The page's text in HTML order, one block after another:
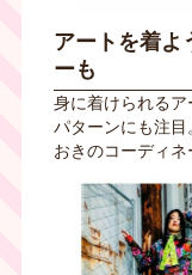
アートを着よ
ーも
身に着けられる
パターンにも注
おきのコーディ